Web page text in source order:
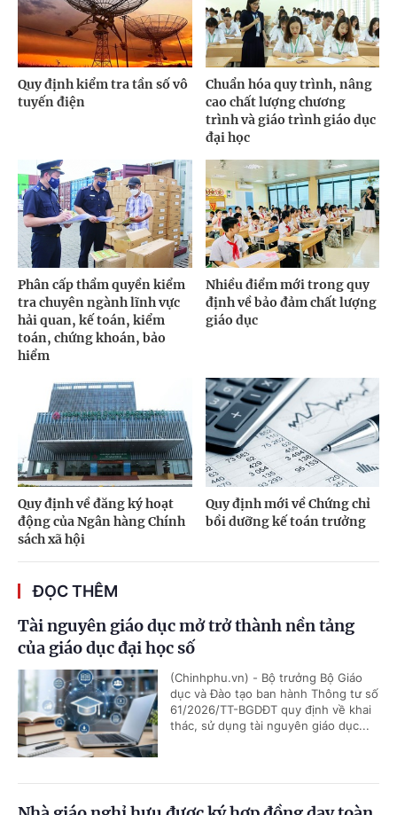
Quy định kiểm tra tần số vô
tuyến điện
Chuẩn hóa quy trình, nâng
cao chất lượng chương
trình và giáo trình giáo dục
đại học
Phân cấp thẩm quyền kiểm
tra chuyên ngành lĩnh vực
hải quan, kế toán, kiểm
toán, chứng khoán, bảo
hiểm
Nhiều điểm mới trong quy
định về bảo đảm chất lượng
giáo dục
Quy định về đăng ký hoạt
động của Ngân hàng Chính
sách xã hội
Quy định mới về Chứng chỉ
bồi dưỡng kế toán trưởng
ĐỌC THÊM
Tài nguyên giáo dục mở trở thành nền tảng
của giáo dục đại học số
(Chinhphu.vn) - Bộ trưởng Bộ Giáo
dục và Đào tạo ban hành Thông tư số
61/2026/TT-BGDĐT quy định về khai
thác, sử dụng tài nguyên giáo dục...